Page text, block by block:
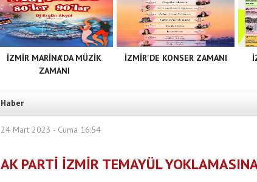
İZMİR MARİNA'DA MÜZİK
ZAMANI
İZMİR'DE KONSER ZAMANI
Haber
24 Mart 2023 - Cuma 16:54
AK PARTİ İZMİR TEMAYÜL